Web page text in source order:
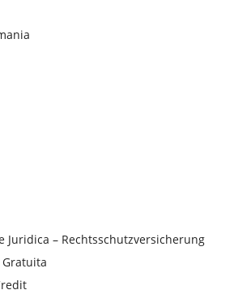
Juridica – Rechtsschutzversicherung